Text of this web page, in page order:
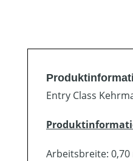
Entry Class
Arbeitsbreite: 0,70